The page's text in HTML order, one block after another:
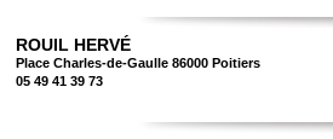
ROUIL HERVÉ
Place Charles-de-Gaulle 86000 Poitiers
05 49 41 39 73